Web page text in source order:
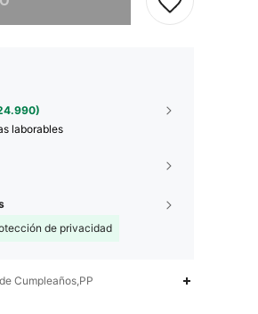
laborables
de privacidad
Cumpleaños,PP